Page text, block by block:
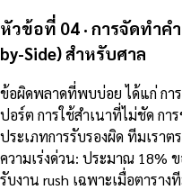
หัวข้อที่ 04 · การจัดทำค
by-Side) สำหรับศาล
ข้อผิดพลาดที่พบบ่อย ได้แก่ กา
ปอร์ต การใช้สำเนาที่ไม่ชัด กา
ประเภทการรับรองผิด ทีมเราต
ความเร่งด่วน: ประมาณ 18%
รับงาน rush เฉพาะเมื่อตาร